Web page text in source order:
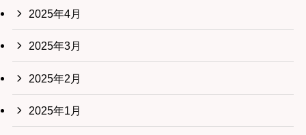
2025年4月
2025年3月
2025年2月
2025年1月